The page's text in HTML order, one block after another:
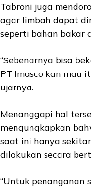
Tabroni juga
agar limbah dapat
seperti bahan bakar
“Sebenarnya bisa
PT Imasco kan mau
ujarnya.
Menanggapi hal
mengungkapkan
saat ini hanya
dilakukan secara
“Untuk penanganan